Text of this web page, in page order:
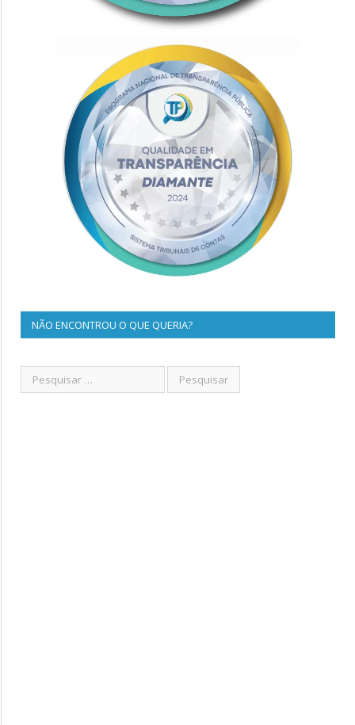
NÃO ENCONTROU O QUE QUERIA?